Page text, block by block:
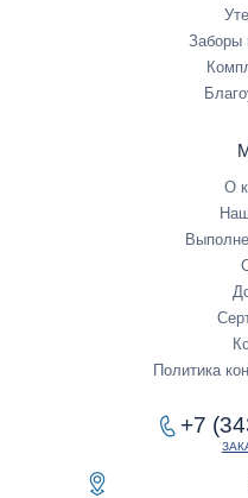
Заборы
О
Политика
+7